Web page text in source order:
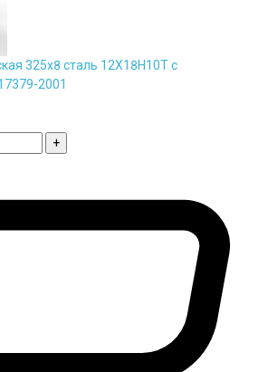
325х8 сталь 12Х18Н10Т с
2001
+